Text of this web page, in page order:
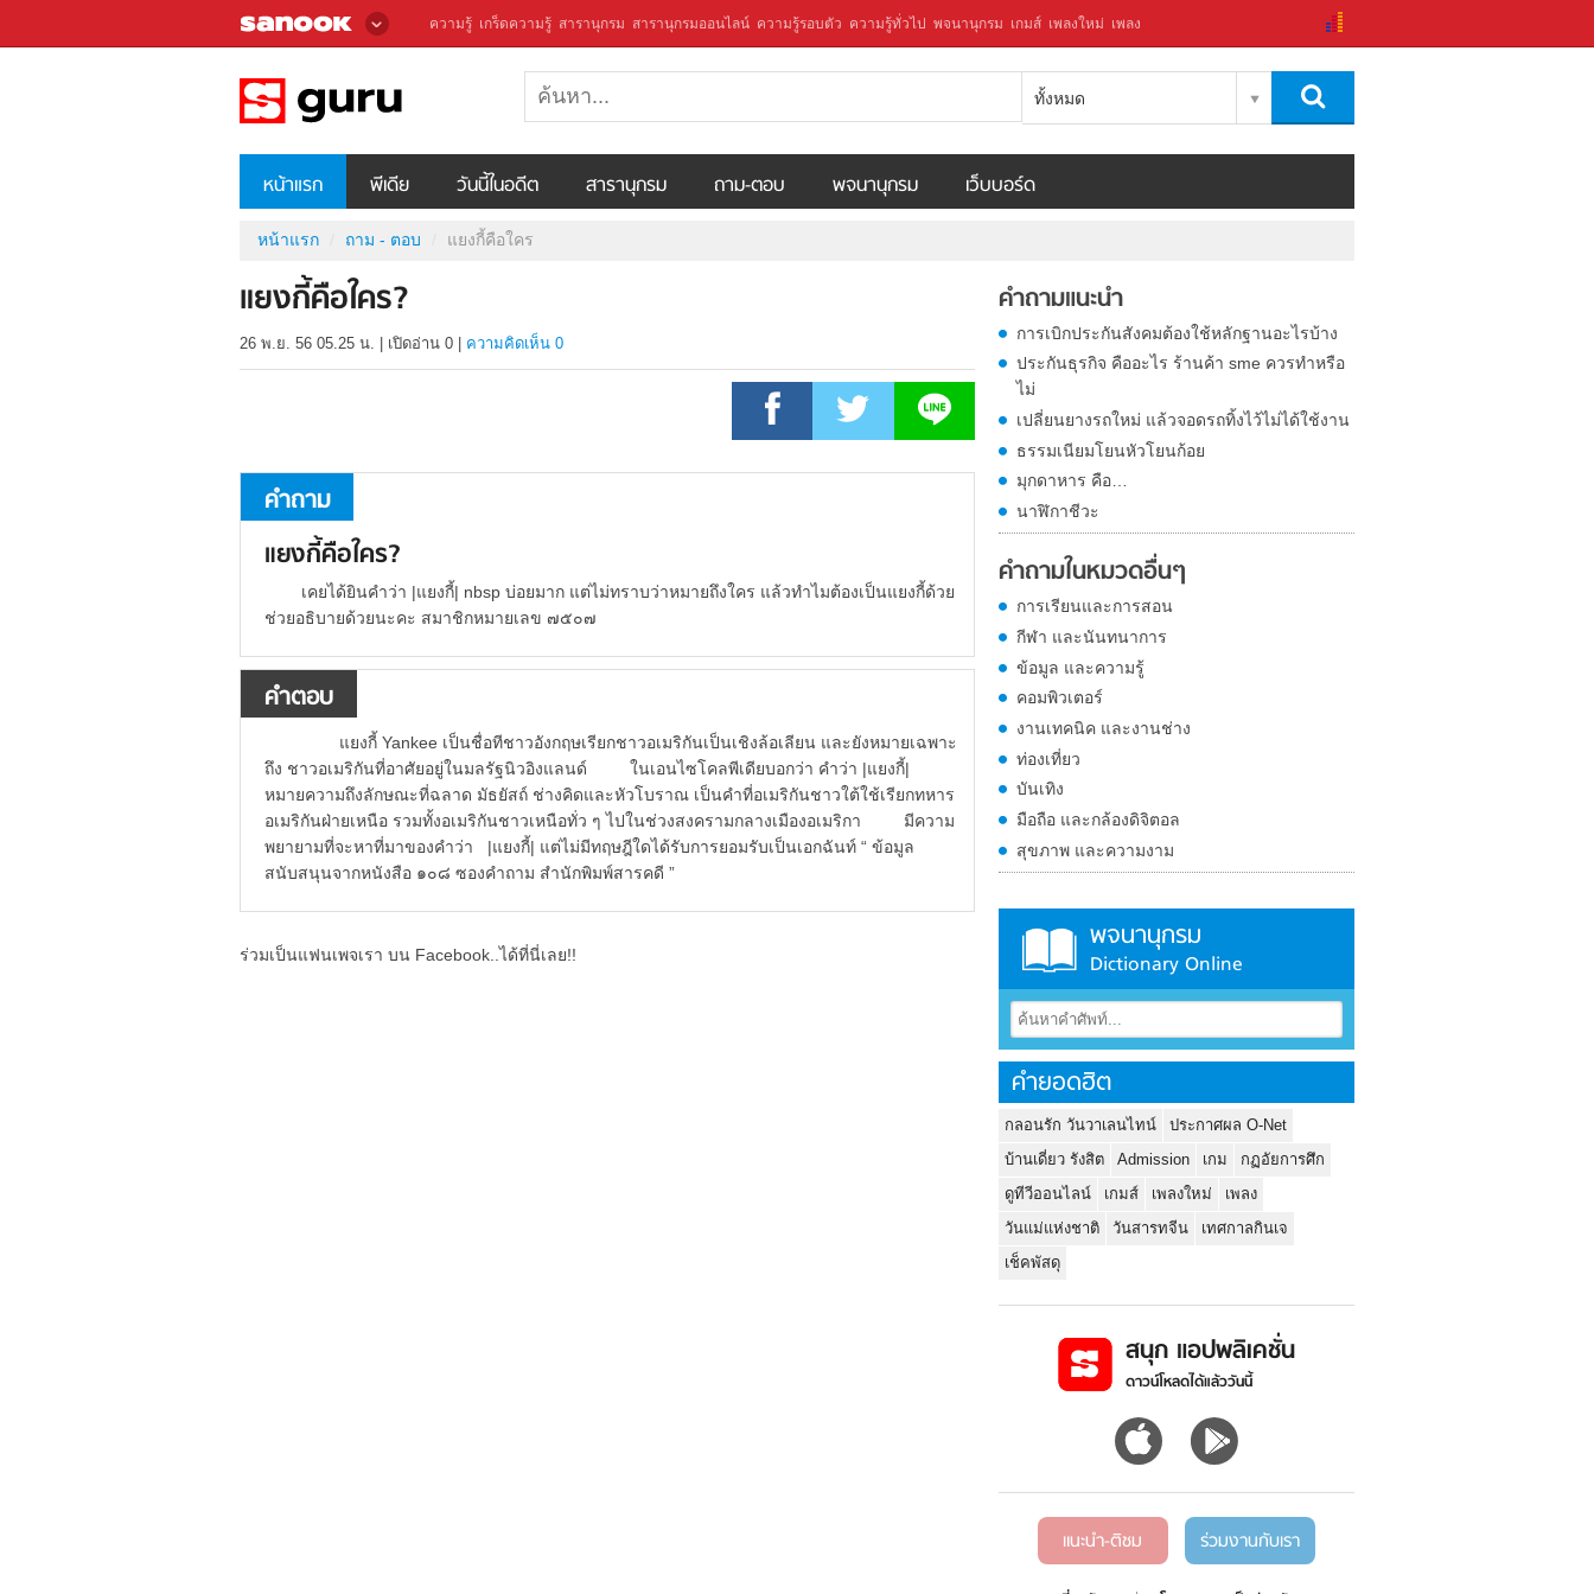
ความรู้ เกร็ดความรู้ สารานุกรม สารานุกรมออนไลน์ ความรู้รอบตัว ความรู้ทั่วไป พจนานุกรม เกมส์ เพลงใหม่ เพลง
ทั้งหมด
หน้าแรก พีเดีย วันนี้ในอดีต สารานุกรม ถาม-ตอบ พจนานุกรม เว็บบอร์ด
หน้าแรก ถาม - ตอบ แยงกี้คือใคร
แยงกี้คือใคร?
26 พ.ย. 56 05.25 น. เปิดอ่าน 0 ความคิดเห็น 0
คำถาม
แยงกี้คือใคร?
เคยได้ยินคำว่า |แยงกี้| nbsp บ่อยมาก แต่ไม่ทราบว่าหมายถึงใคร แล้วทำไมต้องเป็นแยงกี้ด้วย
ช่วยอธิบายด้วยนะคะ สมาชิกหมายเลข ๗๕๐๗
คำตอบ
แยงกี้ Yankee เป็นชื่อทีชาวอังกฤษเรียกชาวอเมริกันเป็นเชิงล้อเลียน และยังหมายเฉพาะ
ถึง ชาวอเมริกันที่อาศัยอยู่ในมลรัฐนิวอิงแลนด์ ในเอนไซโคลพีเดียบอกว่า คำว่า |แยงกี้|
หมายความถึงลักษณะที่ฉลาด มัธยัสถ์ ช่างคิดและหัวโบราณ เป็นคำที่อเมริกันชาวใต้ใช้เรียกทหาร
อเมริกันฝ่ายเหนือ รวมทั้งอเมริกันชาวเหนือทั่ว ๆ ไปในช่วงสงครามกลางเมืองอเมริกา มีความ
พยายามที่จะหาที่มาของคำว่า |แยงกี้| แต่ไม่มีทฤษฎีใดได้รับการยอมรับเป็นเอกฉันท์ “ ข้อมูล
สนับสนุนจากหนังสือ ๑๐๘ ซองคำถาม สำนักพิมพ์สารคดี ”
ร่วมเป็นแฟนเพจเรา บน Facebook..ได้ที่นี่เลย!!
คำถามแนะนำ
การเบิกประกันสังคมต้องใช้หลักฐานอะไรบ้าง
ประกันธุรกิจ คืออะไร ร้านค้า sme ควรทำหรือ
ไม่
เปลี่ยนยางรถใหม่ แล้วจอดรถทิ้งไว้ไม่ได้ใช้งาน
ธรรมเนียมโยนหัวโยนก้อย
มุกดาหาร คือ…
นาฬิกาชีวะ
คำถามในหมวดอื่นๆ
การเรียนและการสอน
กีฬา และนันทนาการ
ข้อมูล และความรู้
คอมพิวเตอร์
งานเทคนิค และงานช่าง
ท่องเที่ยว
บันเทิง
มือถือ และกล้องดิจิตอล
สุขภาพ และความงาม
พจนานุกรม
Dictionary Online
คำยอดฮิต
กลอนรัก วันวาเลนไทน์
ประกาศผล O-Net
บ้านเดี่ยว รังสิต
Admission เกม
กฏอัยการศึก
ดูทีวีออนไลน์
เกมส์ เพลงใหม่
เพลง
วันแม่แห่งชาติ
วันสารทจีน
เทศกาลกินเจ
เช็คพัสดุ
สนุก แอปพลิเคชั่น
ดาวน์โหลดได้แล้ววันนี้
แนะนำ-ติชม ร่วมงานกับเรา